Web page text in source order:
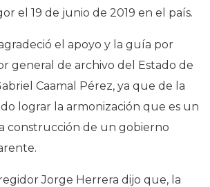
el 19 de junio de 2019 en el país.
el apoyo y la guía por
general de archivo del Estado de
Caamal Pérez, ya que de la
lograr la armonización que es un
construcción de un gobierno
Jorge Herrera dijo que, la